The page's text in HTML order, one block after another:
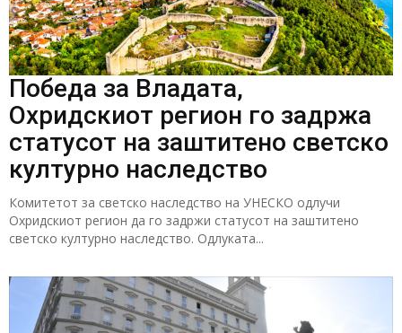
Победа за Владата,
Охридскиот регион го задржа
статусот на заштитено светско
културно наследство
Комитетот за светско наследство на УНЕСКО одлучи
Охридскиот регион да го задржи статусот на заштитено
светско културно наследство. Одлуката...